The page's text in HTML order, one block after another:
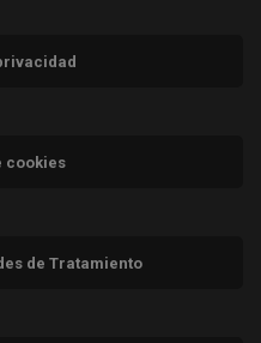
cookies
de Tratamiento